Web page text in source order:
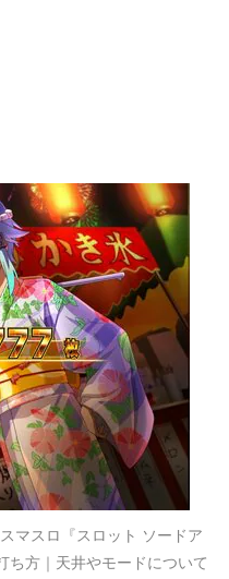
スマスロ『スロット ソードア
ち方｜天井やモードについて